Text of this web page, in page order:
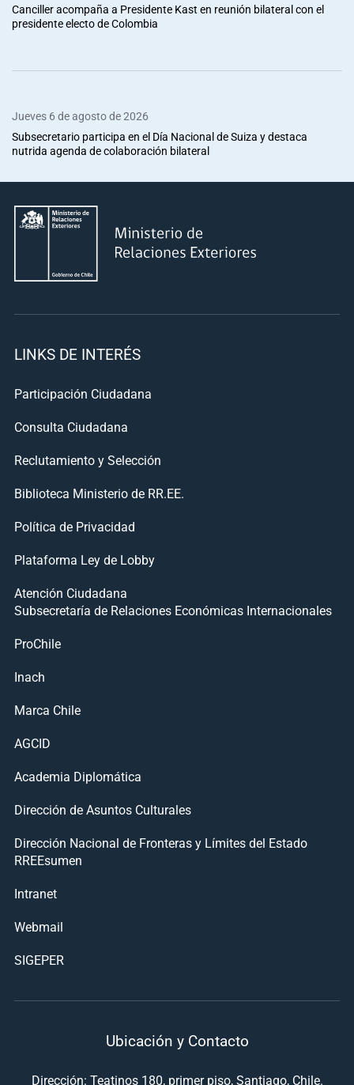
Canciller acompaña a Presidente Kast en reunión bilateral con el
presidente electo de Colombia
Jueves 6 de agosto de 2026
Subsecretario participa en el Día Nacional de Suiza y destaca
nutrida agenda de colaboración bilateral
LINKS DE INTERÉS
Participación Ciudadana
Consulta Ciudadana
Reclutamiento y Selección
Biblioteca Ministerio de RR.EE.
Política de Privacidad
Plataforma Ley de Lobby
Atención Ciudadana
Subsecretaría de Relaciones Económicas Internacionales
ProChile
Inach
Marca Chile
AGCID
Academia Diplomática
Dirección de Asuntos Culturales
Dirección Nacional de Fronteras y Límites del Estado
RREEsumen
Intranet
Webmail
SIGEPER
Ubicación y Contacto
Dirección: Teatinos 180, primer piso, Santiago, Chile.